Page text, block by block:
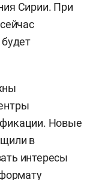
Сирии. При
Новые
в
интересы